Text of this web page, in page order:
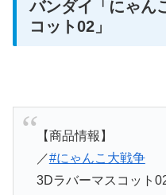
バンダイ「にゃん
コット02 」
【商品情報】
／#にゃんこ大戦争
3Dラバーマスコット